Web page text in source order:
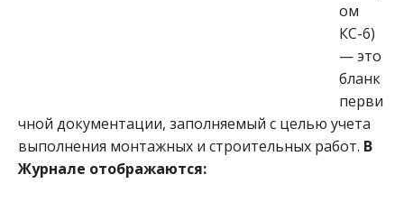
ом
КС-6)
— это
бланк
перви
чной документации, заполняемый с целью учета
выполнения монтажных и строительных работ. В
Журнале отображаются: